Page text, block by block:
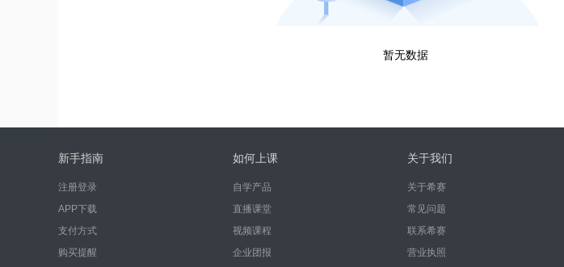
暂无数据
新手指南
注册登录
APP下载
支付方式
购买提醒
如何上课
自学产品
直播课堂
视频课程
企业团报
关于我们
关于希赛
常见问题
联系希赛
营业执照